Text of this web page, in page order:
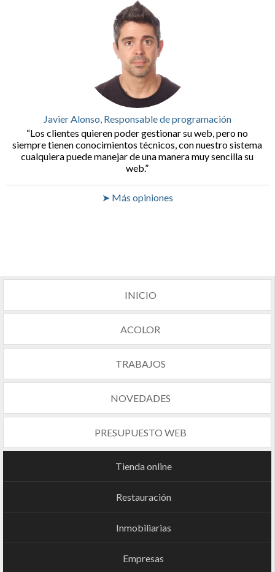
Javier Alonso, Responsable de programación
Los clientes quieren poder gestionar su web, pero no
siempre tienen conocimientos técnicos, con nuestro sistema
cualquiera puede manejar de una manera muy sencilla su
web.
➤ Más opiniones
INICIO
ACOLOR
TRABAJOS
NOVEDADES
PRESUPUESTO WEB
Tienda online
Restauración
Inmobiliarias
Empresas